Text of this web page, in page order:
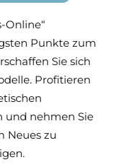
Online“
Punkte zum
Sie sich
Profitieren
und nehmen Sie
Neues zu